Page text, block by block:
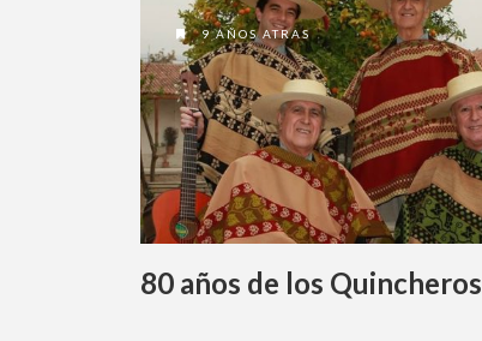
9 AÑOS ATRAS
80 años de los Quincheros